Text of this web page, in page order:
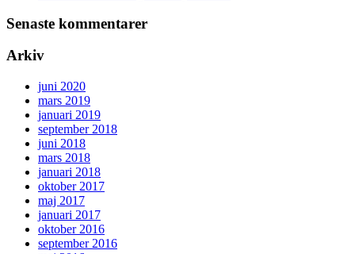
Senaste kommentarer
Arkiv
juni 2020
mars 2019
januari 2019
september 2018
juni 2018
mars 2018
januari 2018
oktober 2017
maj 2017
januari 2017
oktober 2016
september 2016